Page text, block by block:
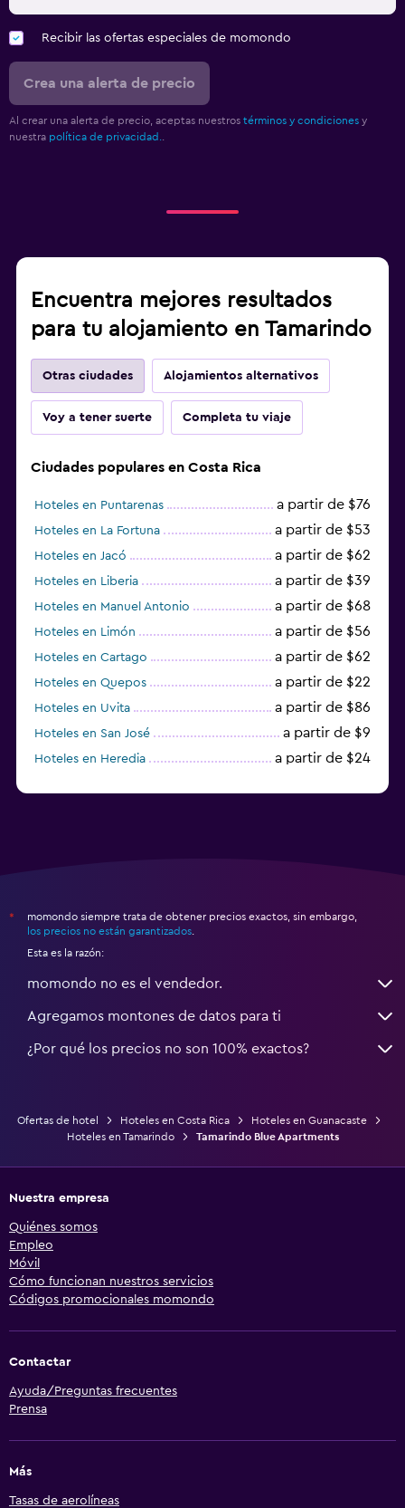
Recibir las ofertas especiales de momondo
Crea una alerta de precio
Al crear una alerta de precio, aceptas nuestros términos y condiciones y
nuestra política de privacidad.
Encuentra mejores resultados
para tu alojamiento en Tamarindo
Otras ciudades Alojamientos alternativos
Voy a tener suerte Completa tu viaje
Ciudades populares en Costa Rica
Hoteles en Puntarenas a partir de $76
Hoteles en La Fortuna a partir de $53
Hoteles en Jacó a partir de $62
Hoteles en Liberia a partir de $39
Hoteles en Manuel Antonio a partir de $68
Hoteles en Limón a partir de $56
Hoteles en Cartago a partir de $62
Hoteles en Quepos a partir de $22
Hoteles en Uvita a partir de $86
Hoteles en San José a partir de $9
Hoteles en Heredia a partir de $24
*
momondo siempre trata de obtener precios exactos, sin embargo,
los precios no están garantizados
Esta es la razón:
momondo no es el vendedor.
Agregamos montones de datos para ti
¿Por qué los precios no son 100% exactos?
Ofertas de hotel Hoteles en Costa Rica
Hoteles en Guanacaste
Hoteles en Tamarindo
Tamarindo Blue Apartments
Nuestra empresa
Quiénes somos
Empleo
Móvil
Cómo funcionan nuestros servicios
Códigos promocionales momondo
Contactar
Ayuda/Preguntas frecuentes
Prensa
Más
Tasas de aerolíneas